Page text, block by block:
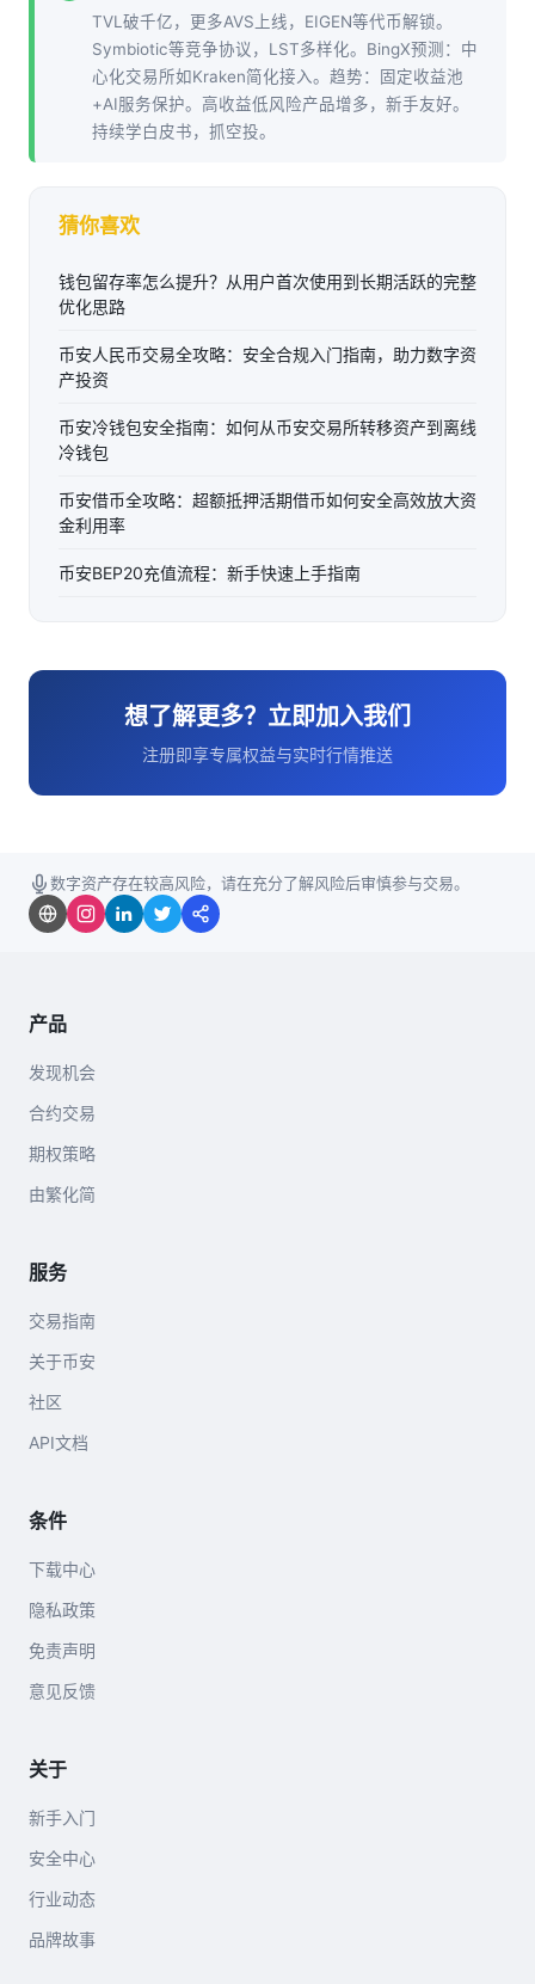
TVL破千亿，更多AVS上线，EIGEN等代币解锁。
Symbiotic等竞争协议，LST多样化。BingX预测：中
心化交易所如Kraken简化接入。趋势：固定收益池
+AI服务保护。高收益低风险产品增多，新手友好。
持续学白皮书，抓空投。
猜你喜欢
钱包留存率怎么提升？从用户首次使用到长期活跃的完整
优化思路
币安人民币交易全攻略：安全合规入门指南，助力数字资
产投资
币安冷钱包安全指南：如何从币安交易所转移资产到离线
冷钱包
币安借币全攻略：超额抵押活期借币如何安全高效放大资
金利用率
币安BEP20充值流程：新手快速上手指南
想了解更多？立即加入我们
注册即享专属权益与实时行情推送
数字资产存在较高风险，请在充分了解风险后审慎参与交易。
产品
发现机会
合约交易
期权策略
由繁化简
服务
交易指南
关于币安
社区
API文档
条件
下载中心
隐私政策
免责声明
意见反馈
关于
新手入门
安全中心
行业动态
品牌故事